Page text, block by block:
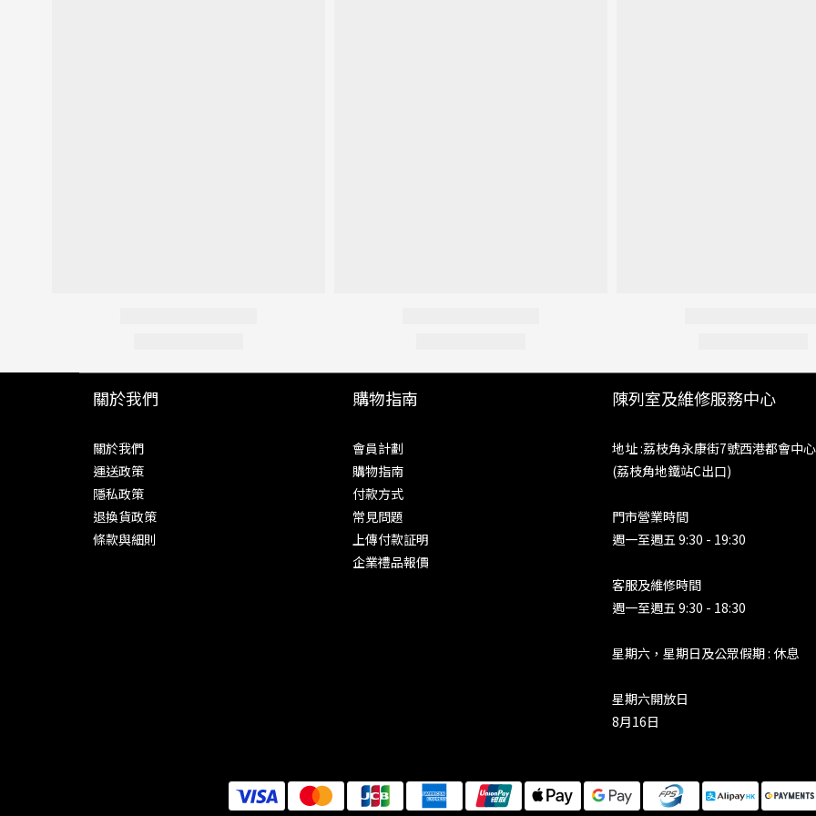
關於我們
關於我們
運送政策
隱私政策
退換貨政策
條款與細則
購物指南
會員計劃
購物指南
付款方式
常見問題
上傳付款証明
企業禮品報價
陳列室及維修服務中心
地址 :荔枝角永康街7號西港都會中
(荔枝角地鐵站C出口)
門市營業時間
週一至週五 9:30 - 19:30
客服及維修時間
週一至週五 9:30 - 18:30
星期六，星期日及公眾假期 : 休息
星期六開放日
8月16日